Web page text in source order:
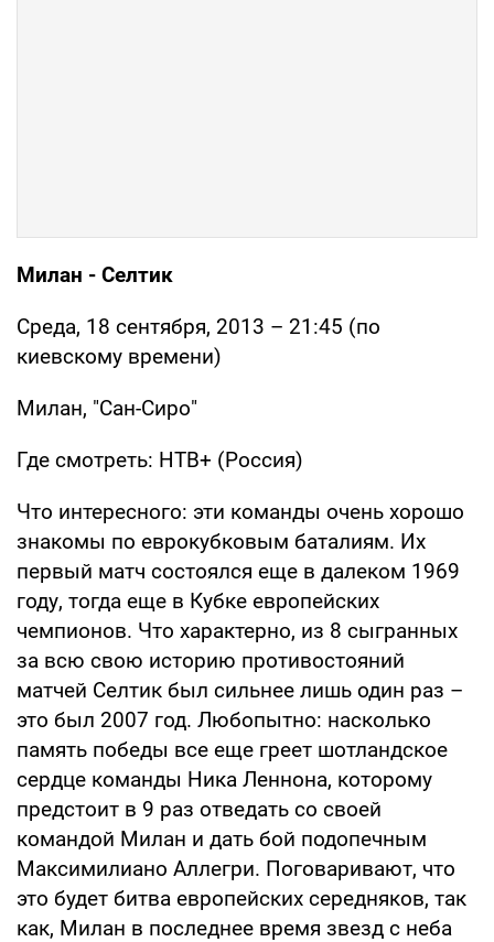
Милан - Селтик
Среда, 18 сентября, 2013 – 21:45 (по
киевскому времени)
Милан, "Сан-Сиро"
Где смотреть: НТВ+ (Россия)
Что интересного: эти команды очень хорошо
знакомы по еврокубковым баталиям. Их
первый матч состоялся еще в далеком 1969
году, тогда еще в Кубке европейских
чемпионов. Что характерно, из 8 сыгранных
за всю свою историю противостояний
матчей Селтик был сильнее лишь один раз –
это был 2007 год. Любопытно: насколько
память победы все еще греет шотландское
сердце команды Ника Леннона, которому
предстоит в 9 раз отведать со своей
командой Милан и дать бой подопечным
Максимилиано Аллегри. Поговаривают, что
это будет битва европейских середняков, так
как, Милан в последнее время звезд с неба